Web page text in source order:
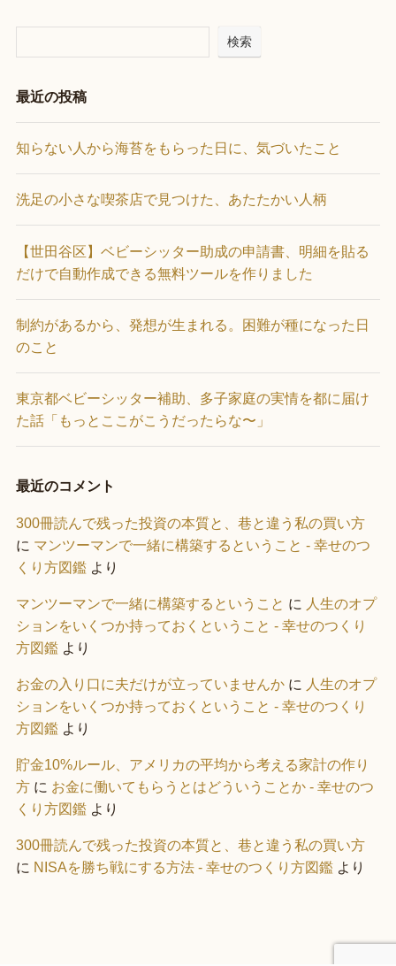
検索
最近の投稿
知らない人から海苔をもらった日に、気づいたこと
洗足の小さな喫茶店で見つけた、あたたかい人柄
【世田谷区】ベビーシッター助成の申請書、明細を貼る
だけで自動作成できる無料ツールを作りました
制約があるから、発想が生まれる。困難が種になった日
のこと
東京都ベビーシッター補助、多子家庭の実情を都に届け
た話「もっとここがこうだったらな〜」
最近のコメント
300冊読んで残った投資の本質と、巷と違う私の買い方
に マンツーマンで一緒に構築するということ - 幸せのつ
くり方図鑑より
マンツーマンで一緒に構築するということ に 人生のオプ
ションをいくつか持っておくということ - 幸せのつくり
方図鑑より
お金の入り口に夫だけが立っていませんかに 人生のオプ
ションをいくつか持っておくということ - 幸せのつくり
方図鑑より
貯金10%ルール、アメリカの平均から考える家計の作り
方に お金に働いてもらうとはどういうことか - 幸せのつ
くり方図鑑より
300冊読んで残った投資の本質と、巷と違う私の買い方
に NISAを勝ち戦にする方法 - 幸せのつくり方図鑑より